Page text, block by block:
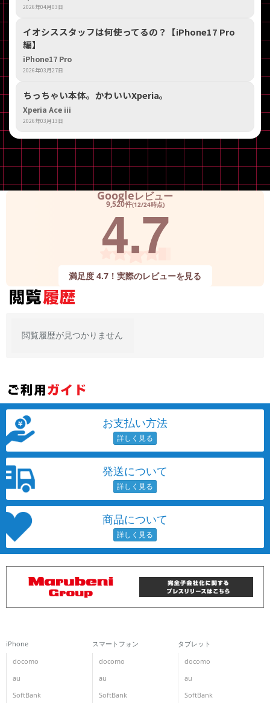
2026年04月03日
イオシススタッフは何使ってるの？【iPhone17 Pro
編】
iPhone17 Pro
2026年03月27日
ちっちゃい本体。かわいいXperia。
Xperia Ace iii
2026年03月13日
Googleレビュー
9,520件(12/24時点)
4.7
満足度 4.7！実際のレビューを見る
閲覧履歴が見つかりません
お支払い方法
発送について
商品について
iPhone
docomo
au
SoftBank
スマートフォン
docomo
au
SoftBank
タブレット
docomo
au
SoftBank